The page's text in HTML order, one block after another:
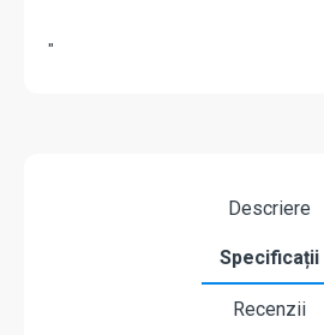
"
Descriere
Specificații
Recenzii